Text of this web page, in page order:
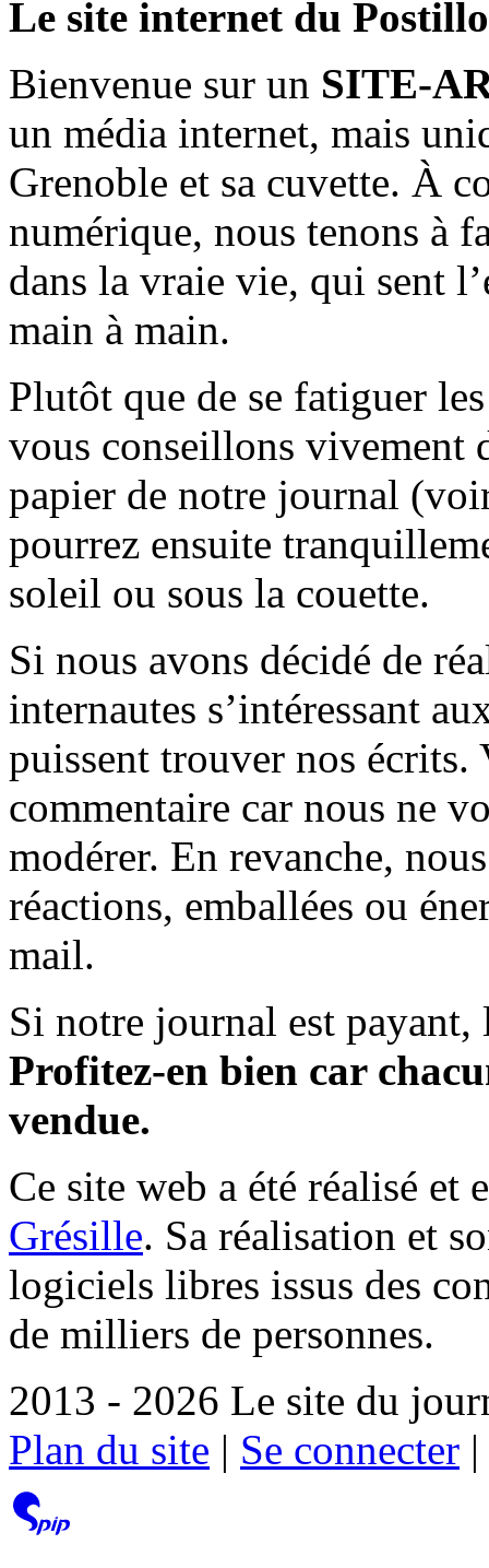
Le site internet du
Bienvenue sur un SITE-
un média internet, mais
Grenoble et sa cuvette. À
numérique, nous tenons à
dans la vraie vie, qui sent
main à main.
Plutôt que de se fatiguer
vous conseillons vivement
papier de notre journal
pourrez ensuite
soleil ou sous la couette.
Si nous avons décidé de
internautes s’intéressant
puissent trouver nos écrits.
commentaire car nous ne
modérer. En revanche,
réactions, emballées ou
mail.
Si notre journal est payant,
Profitez-en bien car
vendue.
Ce site web a été réalisé et
Grésille. Sa réalisation et
logiciels libres issus des
de milliers de personnes.
2013 - 2026 Le site du
Plan du site | Se connecter |